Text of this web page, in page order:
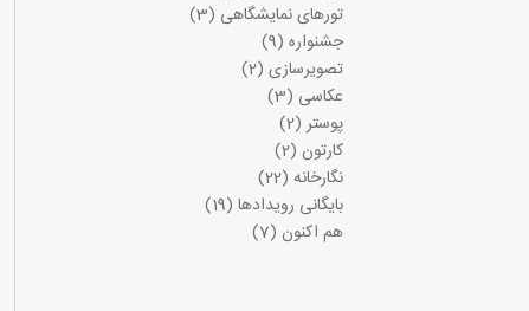
تورهای نمایشگاهی (3)
جشنواره (9)
تصویرسازی (2)
عکاسی (3)
پوستر(2)
کارتون (2)
نگارخانه (22)
بایگانی رویدادها (19)
هم اکنون (7)